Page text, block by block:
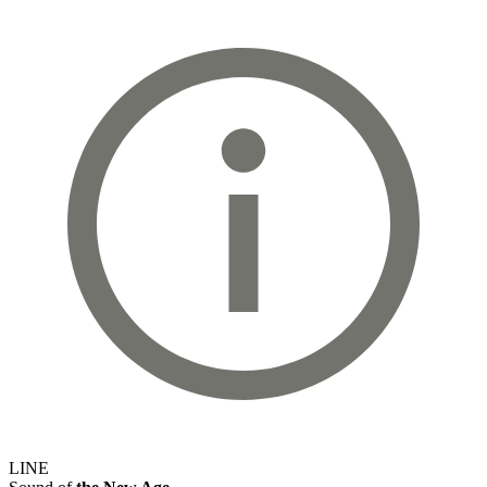
Sound of
© 2025 Bloom hearing Japan. 無断転載禁止